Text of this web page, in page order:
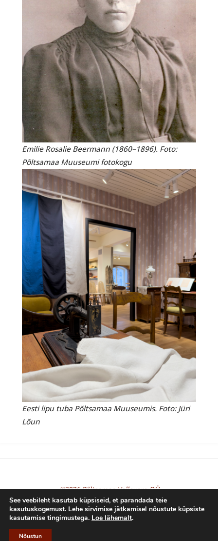
Emilie Rosalie Beermann (1860–1896). Foto:
Põltsamaa Muuseumi fotokogu
Eesti lipu tuba Põltsamaa Muuseumis. Foto: Jüri
Lõun
©2026 Põltsamaa Vallavara OÜ
Powered byFluida&WordPress.
See veebileht kasutab küpsiseid, et parandada teie
kasutuskogemust. Lehe sirvimise jätkamisel nõustute küpsiste
kasutamise tingimustega. Loe lähemalt.
Nõustun